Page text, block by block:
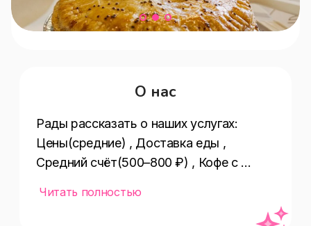
О нас
Рады рассказать о наших услугах:
Цены(средние) , Доставка еды ,
Средний счёт(500–800 ₽) , Кофе с
Читать полностью